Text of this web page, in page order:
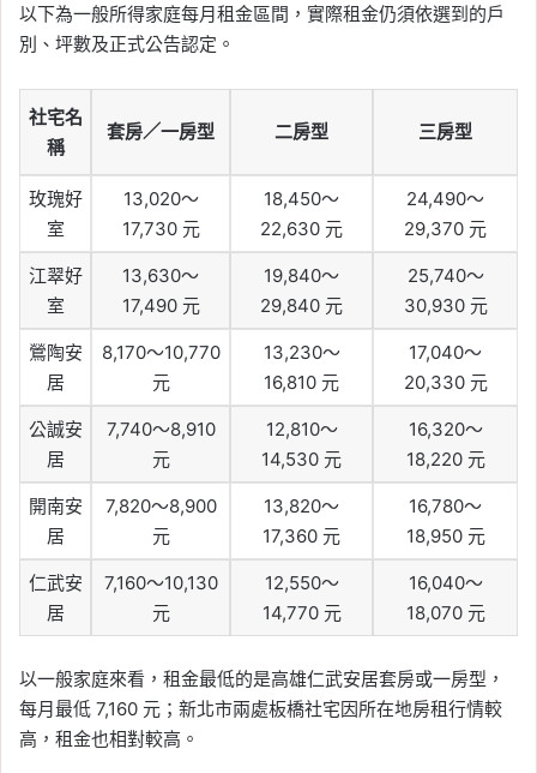
以下為一般所得家庭每月租金區間，實際租金仍須依選到的戶
別、坪數及正式公告認定。
社宅名
稱
套房／一房型 二房型 三房型
玫瑰好
室
13,020～
17,730 元
18,450～
22,630 元
24,490～
29,370 元
江翠好
室
13,630～
17,490 元
19,840～
29,840 元
25,740～
30,930 元
鶯陶安
居
8,170～10,770
元
13,230～
16,810 元
17,040～
20,330 元
公誠安
居
7,740～8,910
元
12,810～
14,530 元
16,320～
18,220 元
開南安
居
7,820～8,900
元
13,820～
17,360 元
16,780～
18,950 元
仁武安
居
7,160～10,130
元
12,550～
14,770 元
16,040～
18,070 元
以一般家庭來看，租金最低的是高雄仁武安居套房或一房型，
每月最低 7,160 元；新北市兩處板橋社宅因所在地房租行情較
高，租金也相對較高。